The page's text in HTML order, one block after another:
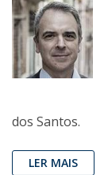
dos Santos.
LER MAIS